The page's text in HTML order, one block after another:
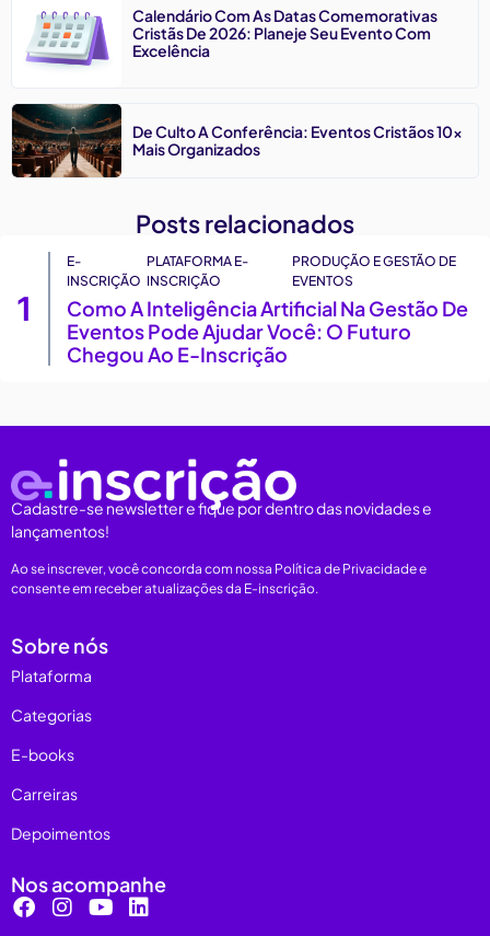
Calendário Com As Datas Comemorativas
Cristãs De 2026: Planeje Seu Evento Com
Excelência
De Culto A Conferência: Eventos Cristãos 10x
Mais Organizados
Posts relacionados
1
E-
INSCRIÇÃO
PLATAFORMA E-
INSCRIÇÃO
PRODUÇÃO E GESTÃO DE
EVENTOS
Como A Inteligência Artificial Na Gestão De
Eventos Pode Ajudar Você: O Futuro
Chegou Ao E-Inscrição
Cadastre-se newsletter e fique por dentro das novidades e
lançamentos!
Ao se inscrever, você concorda com nossa Política de Privacidade e
consente em receber atualizações da E-inscrição.
Sobre nós
Plataforma
Categorias
E-books
Carreiras
Depoimentos
Nos acompanhe